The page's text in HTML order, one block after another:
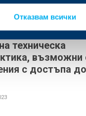
Отказвам всички
техническа
възможни
с достъпа